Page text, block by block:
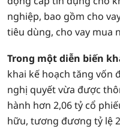
nghiệp, bao gồm cho
tiêu dùng, cho vay mua
Trong một diễn biến
khai kế hoạch tăng vốn
nghị quyết vừa được
hành hơn 2,06 tỷ cổ
hữu, tương đương tỷ lệ